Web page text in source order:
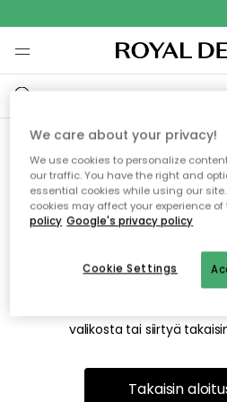
Emme
Tämä voi johtua siitä, että sivua
on siirretty muualle.
valikosta tai siirtyä
Takaisin
We care about your privacy!
We use cookies to personalize
our traffic. You have the right and
essential cookies while using our
cookies may affect your experience of
policy Google's privacy policy
Cookie Settings